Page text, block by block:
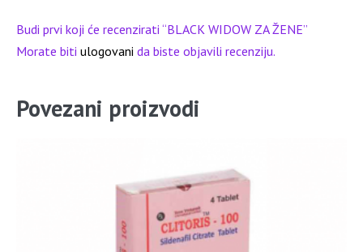
Budi prvi koji će recenzirati “BLACK WIDOW ZA ŽENE”
Morate biti ulogovani da biste objavili recenziju.
Povezani proizvodi